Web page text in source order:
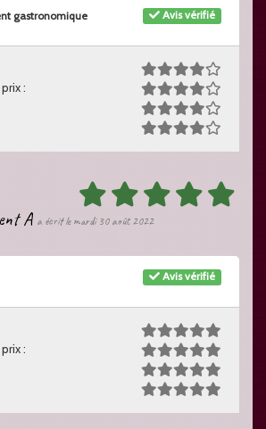
Avis vérifié
gastronomique
:
A a écrit le mardi 30 août 2022
Avis vérifié
: